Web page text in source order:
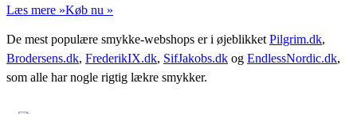
Læs mere »Køb nu »
De mest populære smykke-webshops er i øjeblikket Pilgrim.dk,
Brodersens.dk, FrederikIX.dk, SifJakobs.dk og EndlessNordic.dk,
som alle har nogle rigtig lækre smykker.